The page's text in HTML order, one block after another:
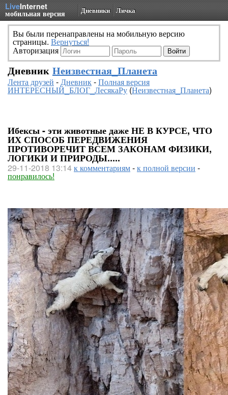
LiveInternet
мобильная версия Дневники Личка
Вы были перенаправлены на мобильную версию
страницы. Вернуться!
Авторизация
Дневник Неизвестная_Планета
Лента друзей -Дневник-Полная версия
ИНТЕРЕСНЫЙ_БЛОГ_ЛесякаРу(Неизвестная_Планета)
Ибексы - эти животные даже НЕ В КУРСЕ, ЧТО
ИХ СПОСОБ ПЕРЕДВИЖЕНИЯ
ПРОТИВОРЕЧИТ ВСЕМ ЗАКОНАМ ФИЗИКИ,
ЛОГИКИ И ПРИРОДЫ.....
29-11-2018 13:14к комментариям-к полной версии -
понравилось!